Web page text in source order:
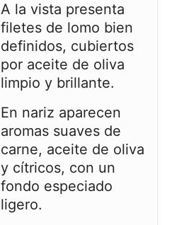
A la vista presenta
filetes de lomo bien
definidos, cubiertos
por aceite de oliva
limpio y brillante.
En nariz aparecen
aromas suaves de
carne, aceite de oliva
y cítricos, con un
fondo especiado
ligero.